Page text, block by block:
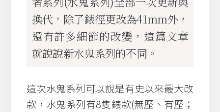
換代，除了錶徑更改為41mm外，
還有許多細節的改變，這篇文章
就說說新水鬼系列的不同。
這次水鬼系列可以說是有史以來最大改
款，水鬼系列有8隻錶款(無歷、有歷；